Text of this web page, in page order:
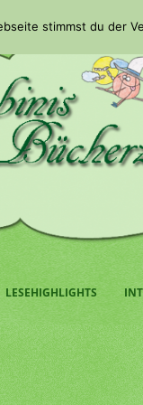
LESEHIGHLIGHTS
stimmst du der